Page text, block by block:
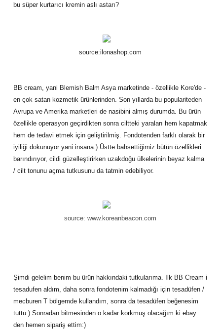
bu süper kurtarıcı kremin aslı astarı?
source:ilonashop.com
BB cream, yani Blemish Balm Asya marketinde - özellikle Kore'de -
en çok satan kozmetik ürünlerinden. Son yıllarda bu populariteden
Avrupa ve Amerika marketleri de nasibini almış durumda. Bu ürün
özellikle operasyon geçirdikten sonra ciltteki yaraları hem kapatmak
hem de tedavi etmek için geliştirilmiş. Fondotenden farklı olarak bir
iyiliği dokunuyor yani insana:) Üstte bahsettiğimiz bütün özellikleri
barındırıyor, cildi güzelleştirirken uzakdoğu ülkelerinin beyaz kalma
/ cilt tonunu açma tutkusunu da tatmin edebiliyor.
source: www.koreanbeacon.com
Şimdi gelelim benim bu ürün hakkındaki tutkularıma. Ilk BB Cream i
tesadufen aldım, daha sonra fondotenim kalmadığı için tesadüfen /
mecburen T bölgemde kullandım, sonra da tesadüfen beğenesim
tuttu:) Sonradan bitmesinden o kadar korkmuş olacağım ki ebay
den hemen sipariş ettim:)